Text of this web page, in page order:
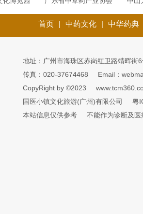
首页 | 中药文化 | 中华药典
地址：广州市海珠区赤岗红卫路靖晖街
传真：020-37674468
Email：
CopyRight by ©2023
国医小镇文化旅游(广州)有限公司
粤
本站信息仅供参考
不能作为诊断及医